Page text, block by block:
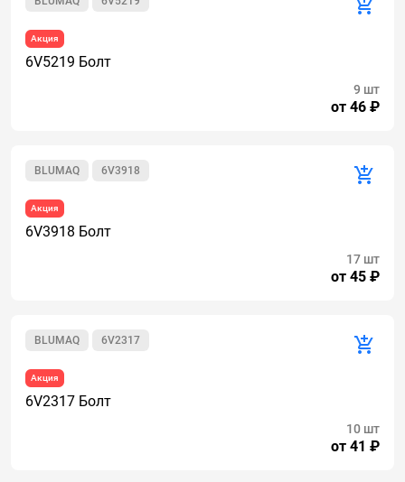
Акция
6V5219 Болт
от 46 ₽
9 шт
6V3918
BLUMAQ
Акция
6V3918 Болт
от 45 ₽
17 шт
6V2317
BLUMAQ
Акция
6V2317 Болт
от 41 ₽
10 шт